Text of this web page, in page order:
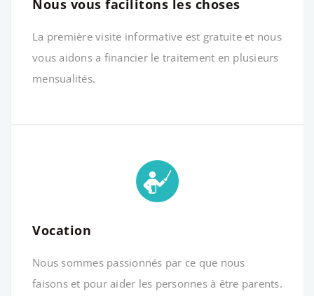
Nous vous facilitons les choses
La première visite informative est gratuite et nous
vous aidons a financier le traitement en plusieurs
mensualités.
Vocation
Nous sommes passionnés par ce que nous
faisons et pour aider les personnes à être parents.